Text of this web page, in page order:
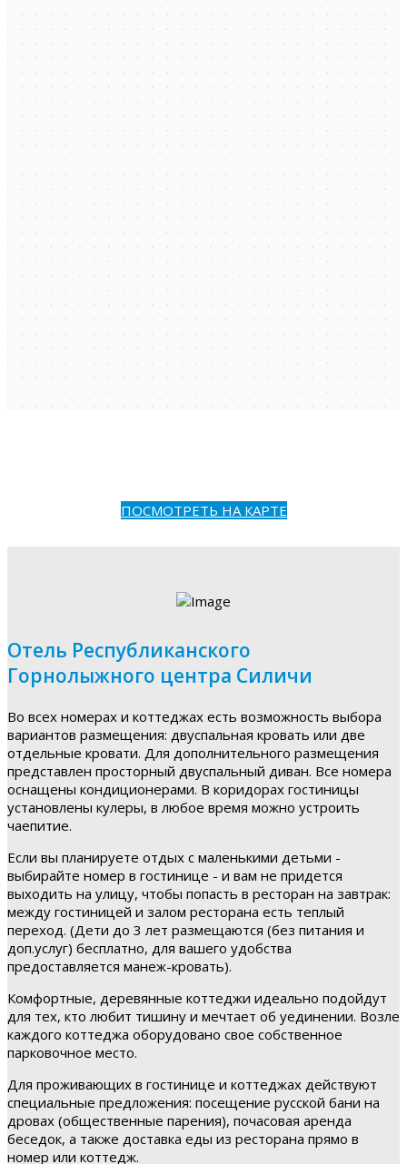
ПОСМОТРЕТЬ НА КАРТЕ
Отель Республиканского
Горнолыжного центра Силичи
Во всех номерах и коттеджах есть возможность выбора
вариантов размещения: двуспальная кровать или две
отдельные кровати. Для дополнительного размещения
представлен просторный двуспальный диван. Все номера
оснащены кондиционерами. В коридорах гостиницы
установлены кулеры, в любое время можно устроить
чаепитие.
Если вы планируете отдых с маленькими детьми -
выбирайте номер в гостинице - и вам не придется
выходить на улицу, чтобы попасть в ресторан на завтрак:
между гостиницей и залом ресторана есть теплый
переход. (Дети до 3 лет размещаются (без питания и
доп.услуг) бесплатно, для вашего удобства
предоставляется манеж-кровать).
Комфортные, деревянные коттеджи идеально подойдут
для тех, кто любит тишину и мечтает об уединении. Возле
каждого коттеджа оборудовано свое собственное
парковочное место.
Для проживающих в гостинице и коттеджах действуют
специальные предложения: посещение русской бани на
дровах (общественные парения), почасовая аренда
беседок, а также доставка еды из ресторана прямо в
номер или коттедж.